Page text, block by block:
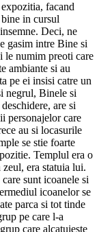
facand
in cursul
Deci, ne
gasim intre Bine si
le numim preoti care
ambiante si au
pe ei insisi catre un
negrul, Binele si
are si
personajelor care
au si locasurile
se stie foarte
Templul era o
era statuia lui.
sunt icoanele si
icoanelor se
parca si tot tinde
pe care l-a
care alcatuieste